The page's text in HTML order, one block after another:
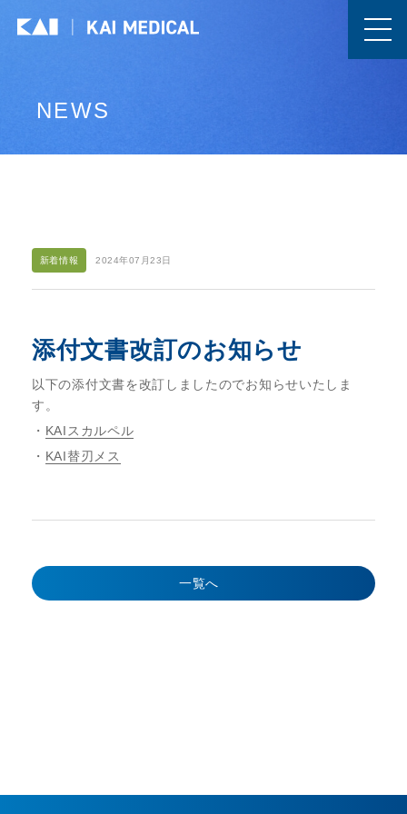
NEWS
新着情報 2024年07月23日
添付文書改訂のお知らせ
以下の添付文書を改訂しましたのでお知らせいたしま
す。
・ KAIスカルペル
・ KAI替刃メス
一覧へ